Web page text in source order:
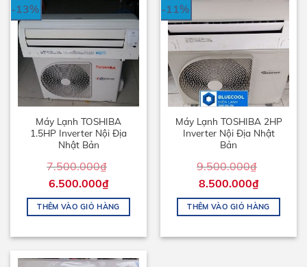
-13%
Máy Lạnh TOSHIBA
1.5HP Inverter Nội Địa
Nhật Bản
7.500.000₫
6.500.000₫
THÊM VÀO GIỎ HÀNG
-11%
Máy Lạnh TOSHIBA 2HP
Inverter Nội Địa Nhật
Bản
9.500.000₫
8.500.000₫
THÊM VÀO GIỎ HÀNG